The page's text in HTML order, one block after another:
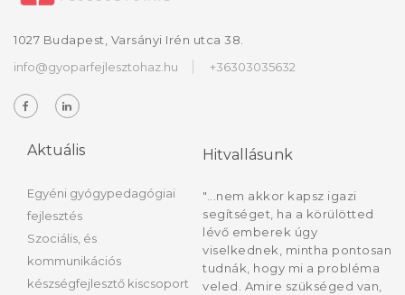
1027 Budapest, Varsányi Irén utca 38.
info@gyoparfejlesztohaz.hu
+36303035632
Aktuális
Egyéni gyógypedagógiai
fejlesztés
Szociális, és
kommunikációs
készségfejlesztő kiscsoport
Hitvallásunk
"...nem akkor kapsz igazi
segítséget, ha a körülötted
lévő emberek úgy
viselkednek, mintha pontosan
tudnák, hogy mi a probléma
veled. Amire szükséged van,